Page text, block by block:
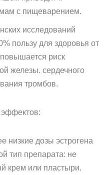
с пищеварением.
исследований
пользу для здоровья от
риск
железы. сердечного
тромбов.
низкие дозы эстрогена
тип препарата: не
крем или пластыри.